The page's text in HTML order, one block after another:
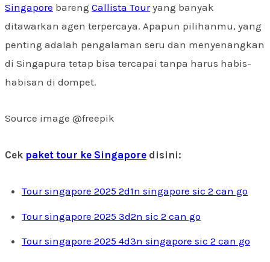
Singapore bareng Callista Touryang banyak
ditawarkan agen terpercaya. Apapun pilihanmu, yang
penting adalah pengalaman seru dan menyenangkan
di Singapura tetap bisa tercapai tanpa harus habis-
habisan di dompet.
Source image @freepik
Cek paket tour ke Singapore disini:
Tour singapore 2025 2d1n singapore sic 2 can go
Tour singapore 2025 3d2n sic 2 can go
Tour singapore 2025 4d3n singapore sic 2 can go